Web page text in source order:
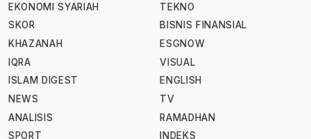
EKONOMI SYARIAH
SKOR
KHAZANAH
IQRA
ISLAM DIGEST
NEWS
ANALISIS
SPORT
TEKNO
BISNIS FINANSIAL
ESGNOW
VISUAL
ENGLISH
TV
RAMADHAN
INDEKS